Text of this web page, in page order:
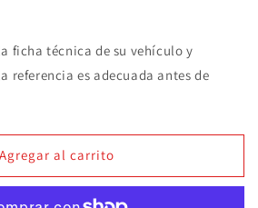
ficha técnica de su vehículo y
referencia es adecuada antes de
Agregar al carrito